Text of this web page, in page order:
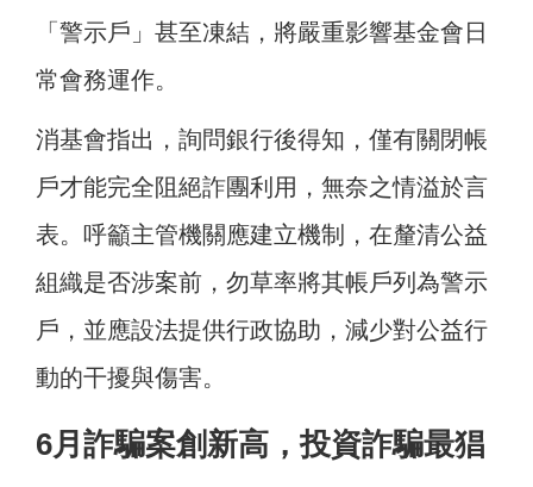
「警示戶」甚至凍結，將嚴重影響基金會日
常會務運作。
消基會指出，詢問銀行後得知，僅有關閉帳
戶才能完全阻絕詐團利用，無奈之情溢於言
表。呼籲主管機關應建立機制，在釐清公益
組織是否涉案前，勿草率將其帳戶列為警示
戶，並應設法提供行政協助，減少對公益行
動的干擾與傷害。
6月詐騙案創新高，投資詐騙最猖